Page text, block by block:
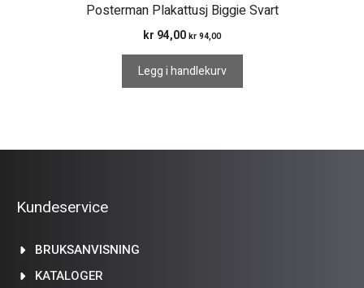
Posterman Plakattusj Biggie Svart
kr 94,00 kr 94,00
Legg i handlekurv
Kundeservice
BRUKSANVISNING
KATALOGER